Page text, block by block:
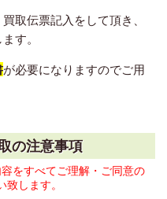
取伝票記入をして頂き、
す。
が必要になりますのでご用
の注意事項
をすべてご理解・ご同意の
致します。